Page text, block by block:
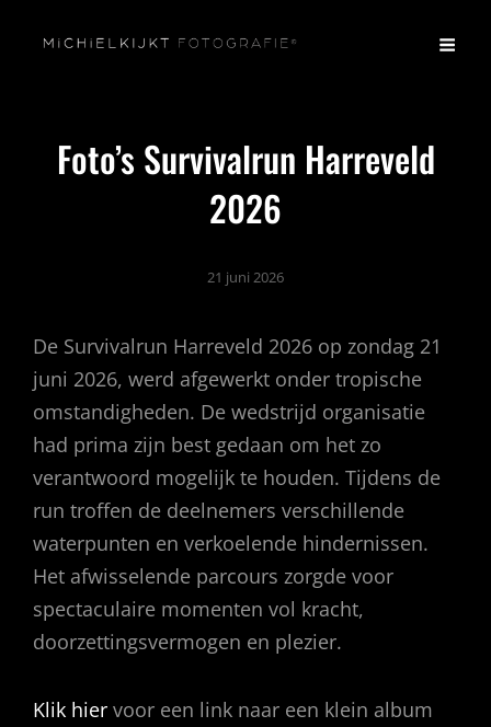
Foto’s Survivalrun Harreveld
2026
21 juni 2026
De Survivalrun Harreveld 2026 op zondag 21
juni 2026, werd afgewerkt onder tropische
omstandigheden. De wedstrijd organisatie
had prima zijn best gedaan om het zo
verantwoord mogelijk te houden. Tijdens de
run troffen de deelnemers verschillende
waterpunten en verkoelende hindernissen.
Het afwisselende parcours zorgde voor
spectaculaire momenten vol kracht,
doorzettingsvermogen en plezier.
Klik hier voor een link naar een klein album